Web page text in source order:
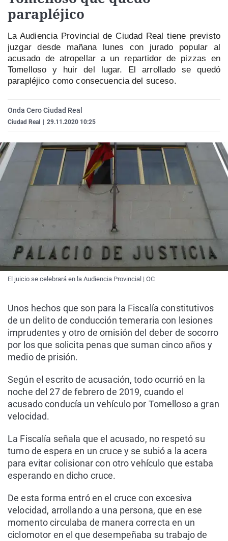
Como el perro y el
Equipo de
Operación Viuda
La Rioja
Navarra
País Vasco
Elecciones
parapléjico
La Audiencia Provincial de Ciudad Real tiene previsto
juzgar desde mañana lunes con jurado popular al
acusado de atropellar a un repartidor de pizzas en
Tomelloso y huir del lugar. El arrollado se quedó
parapléjico como consecuencia del suceso.
Onda Cero Ciudad Real
Ciudad Real 29.11.2020 10:25
El juicio se celebrará en la Audiencia Provincial | OC
Unos hechos que son para la Fiscalía constitutivos
de un delito de conducción temeraria con lesiones
imprudentes y otro de omisión del deber de socorro
por los que solicita penas que suman cinco años y
medio de prisión.
Según el escrito de acusación, todo ocurrió en la
noche del 27 de febrero de 2019, cuando el
acusado conducía un vehículo por Tomelloso a gran
velocidad.
La Fiscalía señala que el acusado, no respetó su
turno de espera en un cruce y se subió a la acera
para evitar colisionar con otro vehículo que estaba
esperando en dicho cruce.
De esta forma entró en el cruce con excesiva
velocidad, arrollando a una persona, que en ese
momento circulaba de manera correcta en un
ciclomotor en el que desempeñaba su trabajo de